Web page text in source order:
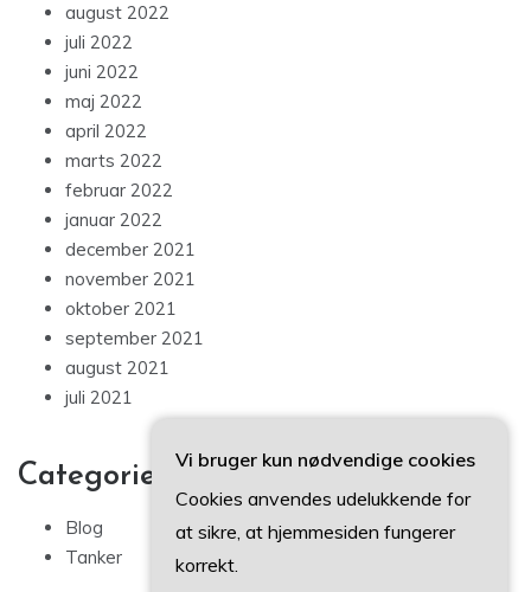
august 2022
juli 2022
juni 2022
maj 2022
april 2022
marts 2022
februar 2022
januar 2022
december 2021
november 2021
oktober 2021
september 2021
august 2021
juli 2021
Categories
Blog
Tanker
Vi bruger kun nødvendige cookies
Cookies anvendes udelukkende for
at sikre, at hjemmesiden fungerer
korrekt.